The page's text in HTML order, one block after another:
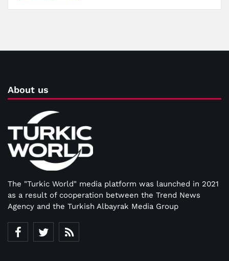
About us
The "Turkic World" media platform was launched in 2021
as a result of cooperation between the Trend News
Agency and the Turkish Albayrak Media Group